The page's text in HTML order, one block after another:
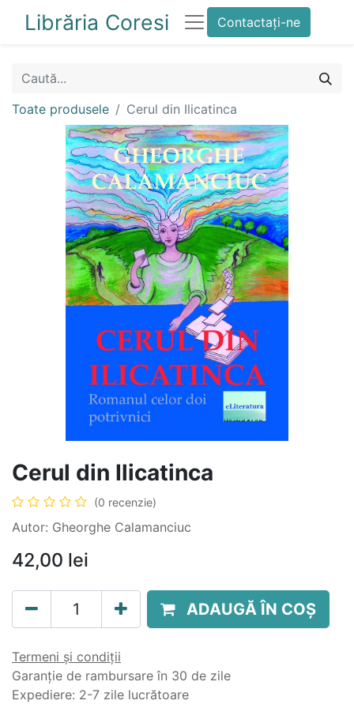
Librăria Coresi Contactați-ne
Toate produsele Cerul din Ilicatinca
Cerul din Ilicatinca
(0 recenzie)
Autor: Gheorghe Calamanciuc
42,00 lei
ADAUGĂ ÎN COȘ
Termeni și condiții
Garanție de rambursare în 30 de zile
Expediere: 2-7 zile lucrătoare